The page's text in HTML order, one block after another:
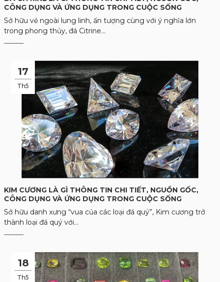
CÔNG DỤNG VÀ ỨNG DỤNG TRONG CUỘC SỐNG
Sở hữu vẻ ngoài lung linh, ấn tượng cùng với ý nghĩa lớn
trong phong thủy, đá Citrine...
17
Th5
KIM CƯƠNG LÀ GÌ THÔNG TIN CHI TIẾT, NGUỒN GỐC,
CÔNG DỤNG VÀ ỨNG DỤNG TRONG CUỘC SỐNG
Sở hữu danh xưng “vua của các loại đá quý”, Kim cương trở
thành loại đá quý với...
18
Th5